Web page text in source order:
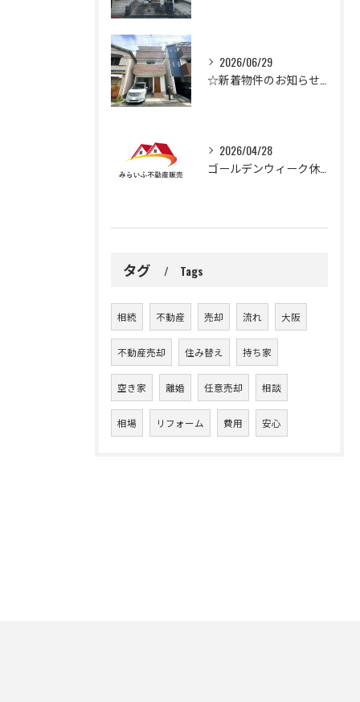
2026/06/29
2026/04/28
ゴールデンウィーク休業のお知らせ
タグ Tags
相続 不動産 売却 流れ 大阪
不動産売却 住み替え 持ち家
空き家 離婚 任意売却 相談
相場 リフォーム 費用 安心